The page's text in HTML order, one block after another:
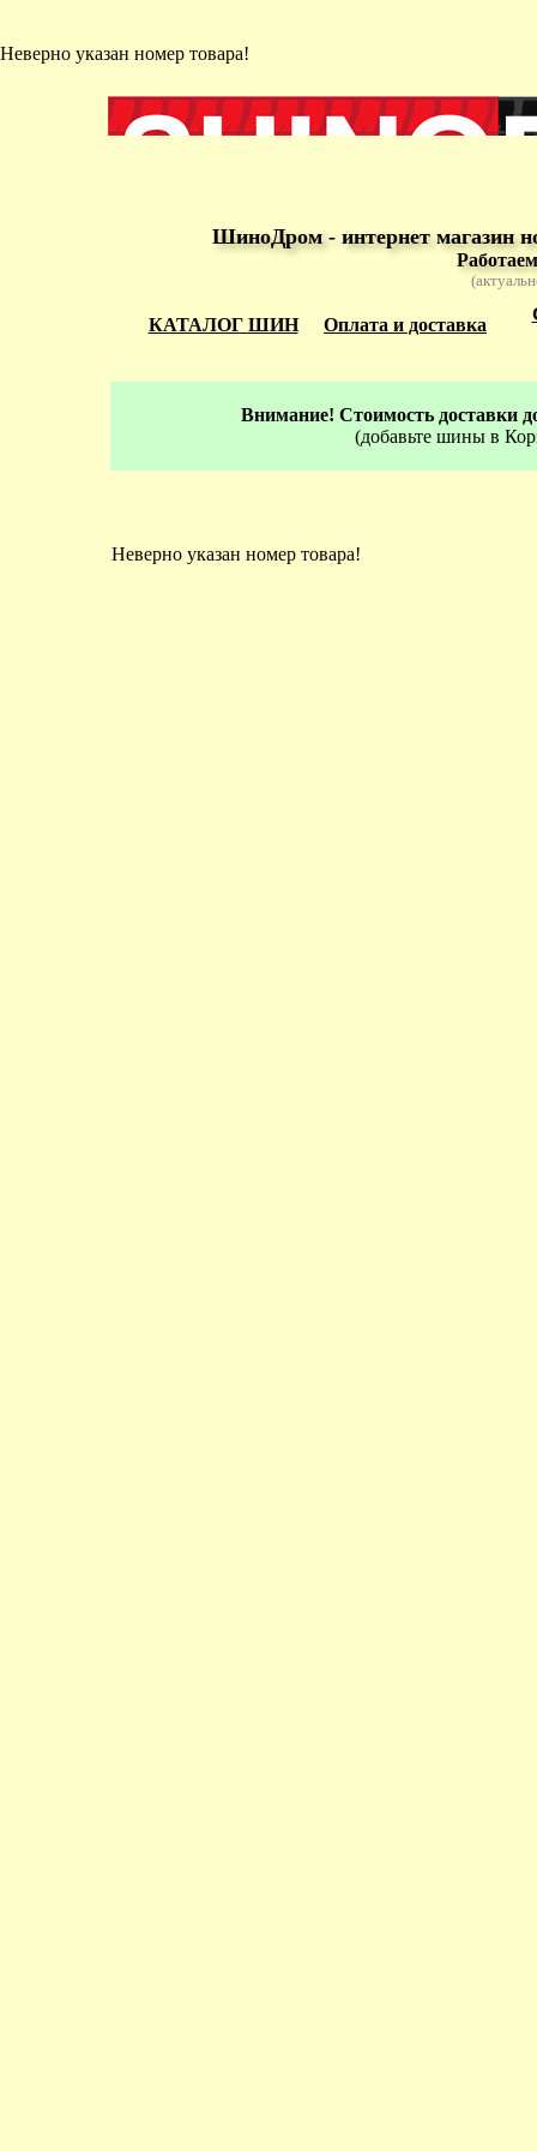
Неверно указан номер товара!
ШиноДром - интернет магазин
КАТАЛОГ ШИН Оплата и доставка
Внимание! Стоимость доставки
(добавьте шины в
Неверно указан номер товара!